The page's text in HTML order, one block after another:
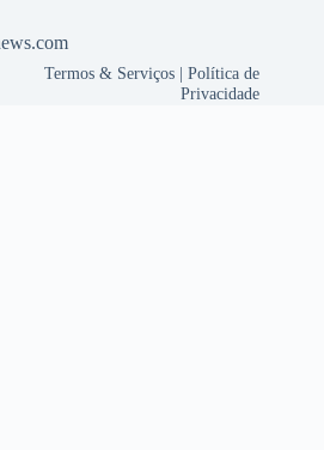
Termos & Serviços |Política de
Privacidade